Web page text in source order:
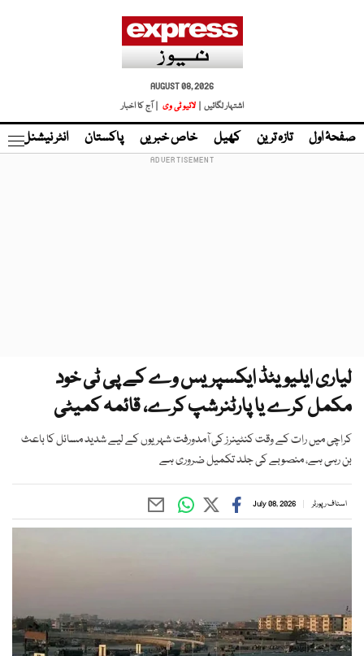
AUGUST 08, 2026
اشتہار لگائیں |
لائیو ٹی وی | آج کا اخبار
صفحۂ اول تازہ ترین کھیل خاص خبریں پاکستان انٹر نیشنل
لیاری ایلیویٹڈ ایکسپریس وے کے پی ٹی خود
مکمل کرے یا پارٹنرشپ کرے، قائمہ کمیٹی
کراچی میں رات کے وقت کنٹینرز کی آمدورفت شہریوں کے لیے شدید مسائل کا باعث
بن رہی ہے، منصوبے کی جلد تکمیل ضروری ہے
اسٹاف رپورٹر July 08, 2026